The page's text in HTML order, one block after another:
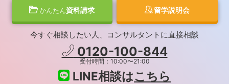
かんたん資料請求 留学説明会
今すぐ相談したい人、コンサルタントに直接相談
0120-100-844
受付時間：10:00〜21:00
LINE相談はこちら